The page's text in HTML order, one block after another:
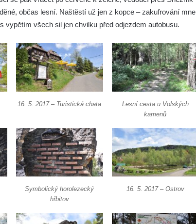
občas lesní. Naštěstí už jen z kopce – zakufrování mne
vypětím všech sil jen chvilku před odjezdem autobusu.
16. 5. 2017 – Turistická chata
Lesní cesta u Volských
kamenů
Symbolický horolezecký
hřbitov
16. 5. 2017 – Ostrov